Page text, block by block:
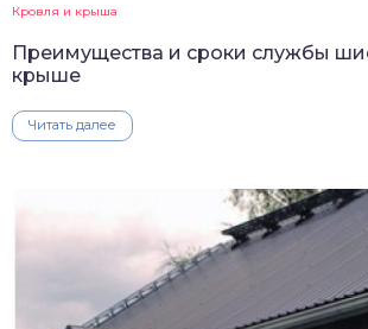
Кровля и крыша
Преимущества и сроки службы
крыше
Читать далее